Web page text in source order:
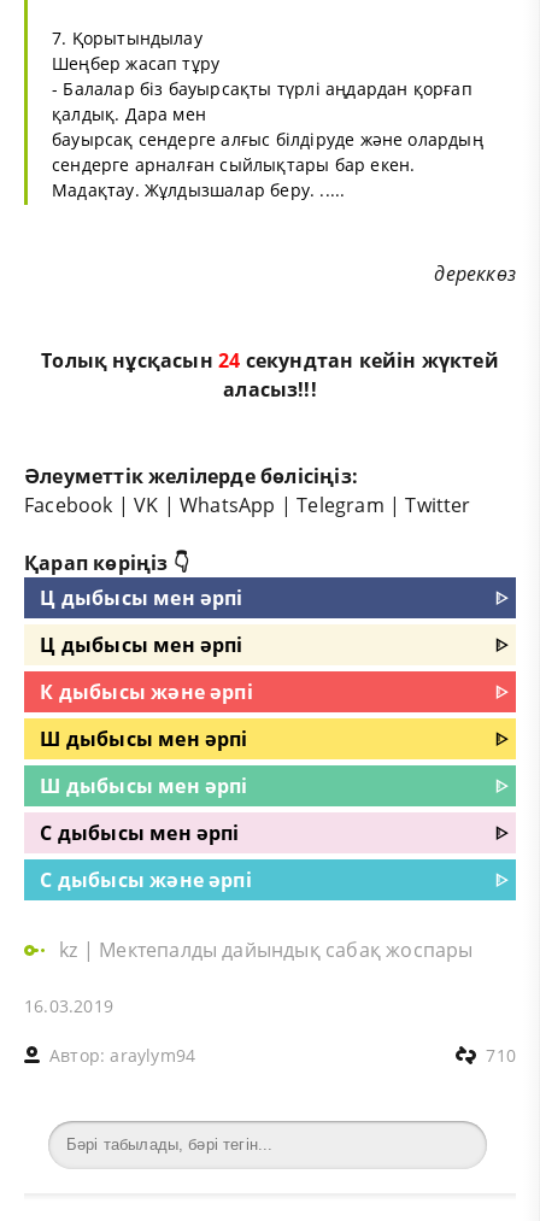
7. Қорытындылау
Шеңбер жасап тұру
- Балалар біз бауырсақты түрлі аңдардан қорғап
қалдық. Дара мен
бауырсақ сендерге алғыс білдіруде және олардың
сендерге арналған сыйлықтары бар екен.
Мадақтау. Жұлдызшалар беру. .....
дереккөз
Толық нұсқасын23 секундтан кейін жүктей
аласыз!!!
Әлеуметтік желілерде бөлісіңіз:
Facebook |VK |WhatsApp |Telegram |Twitter
Қарап көріңіз 👇
Ц дыбысы мен әрпі
ᐈ
Ц дыбысы мен әрпі
ᐈ
К дыбысы және әрпі
ᐈ
Ш дыбысы мен әрпі
ᐈ
Ш дыбысы мен әрпі
ᐈ
С дыбысы мен әрпі
ᐈ
С дыбысы және әрпі
ᐈ
kz | Мектепалды дайындық сабақ жоспары
16.03.2019
Автор:araylym94 710